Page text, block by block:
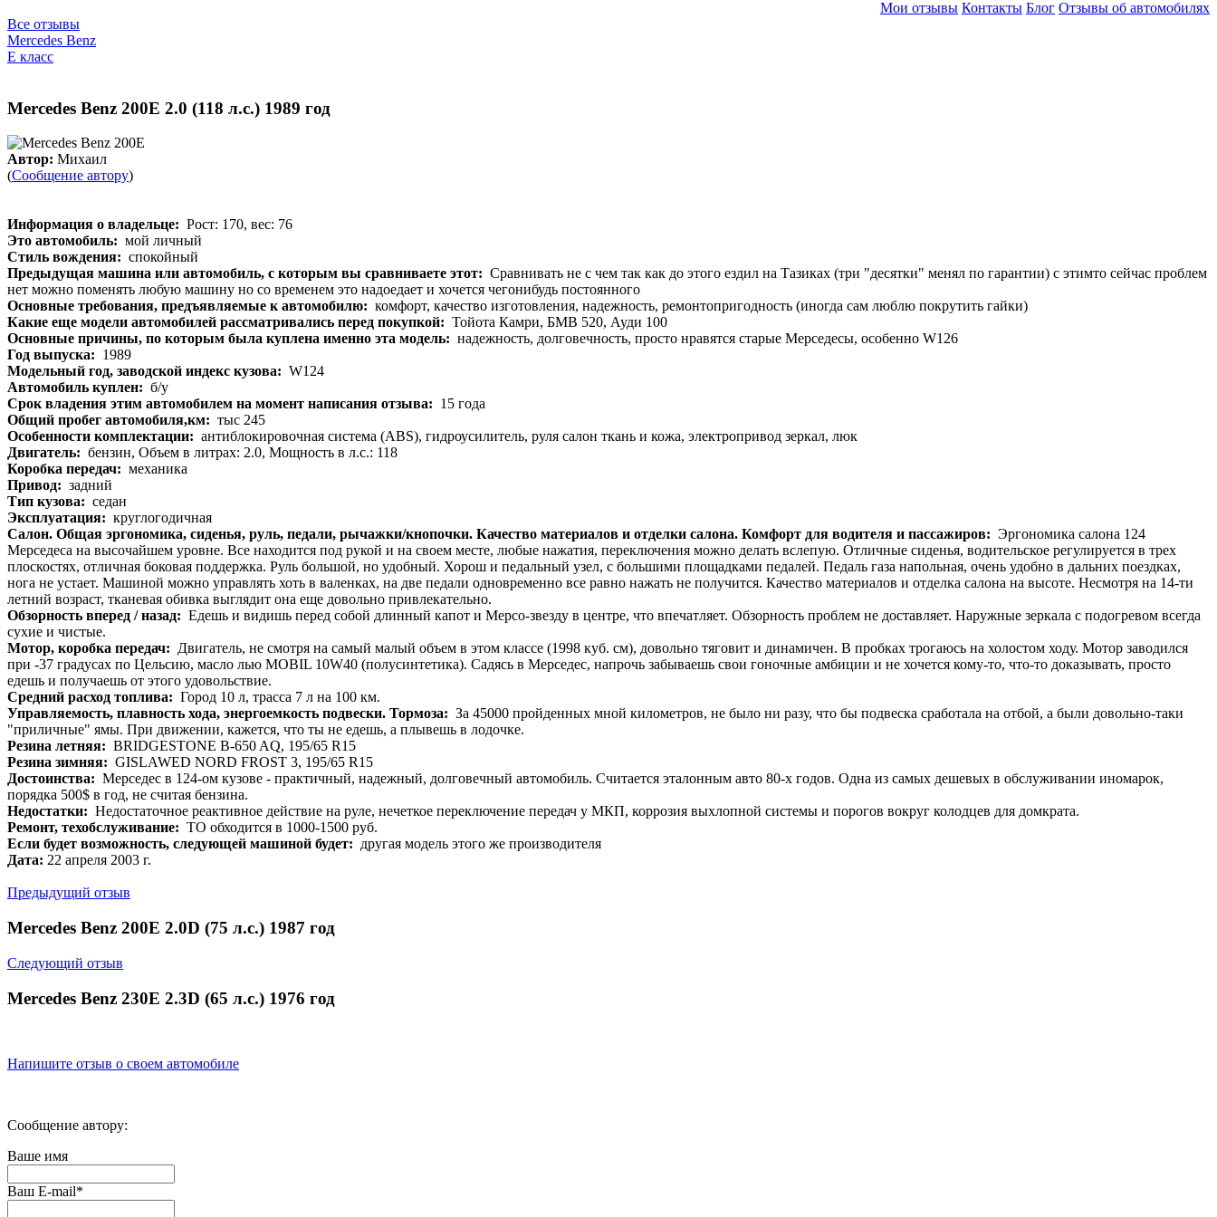
Мои отзывы Контакты Блог Отзывы об автомобилях
Все отзывы
Mercedes Benz
E класс
Mercedes Benz 200E 2.0 (118 л.с.) 1989 год
Автор: Михаил
(Сообщение автору)
Информация о владельце: Рост: 170, вес: 76
Это автомобиль: мой личный
Стиль вождения: спокойный
Предыдущая машина или автомобиль, с которым вы сравниваете этот: Сравнивать не с чем так как до этого ездил на Тазиках (три "десятки" менял по гарантии) с этимто сейчас проблем
нет можно поменять любую машину но со временем это надоедает и хочется чегонибудь постоянного
Основные требования, предъявляемые к автомобилю: комфорт, качество изготовления, надежность, ремонтопригодность (иногда сам люблю покрутить гайки)
Какие еще модели автомобилей рассматривались перед покупкой: Тойота Камри, БМВ 520, Ауди 100
Основные причины, по которым была куплена именно эта модель: надежность, долговечность, просто нравятся старые Мерседесы, особенно W126
Год выпуска: 1989
Модельный год, заводской индекс кузова: W124
Автомобиль куплен: б/у
Срок владения этим автомобилем на момент написания отзыва: 15 года
Общий пробег автомобиля,км: тыс 245
Особенности комплектации: антиблокировочная система (ABS), гидроусилитель, руля салон ткань и кожа, электропривод зеркал, люк
Двигатель: бензин, Объем в литрах: 2.0, Мощность в л.с.: 118
Коробка передач: механика
Привод: задний
Тип кузова: седан
Эксплуатация: круглогодичная
Салон. Общая эргономика, сиденья, руль, педали, рычажки/кнопочки. Качество материалов и отделки салона. Комфорт для водителя и пассажиров: Эргономика салона 124
Мерседеса на высочайшем уровне. Все находится под рукой и на своем месте, любые нажатия, переключения можно делать вслепую. Отличные сиденья, водительское регулируется в трех
плоскостях, отличная боковая поддержка. Руль большой, но удобный. Хорош и педальный узел, с большими площадками педалей. Педаль газа напольная, очень удобно в дальних поездках,
нога не устает. Машиной можно управлять хоть в валенках, на две педали одновременно все равно нажать не получится. Качество материалов и отделка салона на высоте. Несмотря на 14-ти
летний возраст, тканевая обивка выглядит она еще довольно привлекательно.
Обзорность вперед / назад: Едешь и видишь перед собой длинный капот и Мерсо-звезду в центре, что впечатляет. Обзорность проблем не доставляет. Наружные зеркала с подогревом всегда
сухие и чистые.
Мотор, коробка передач: Двигатель, не смотря на самый малый объем в этом классе (1998 куб. см), довольно тяговит и динамичен. В пробках трогаюсь на холостом ходу. Мотор заводился
при -37 градусах по Цельсию, масло лью MOBIL 10W40 (полусинтетика). Садясь в Мерседес, напрочь забываешь свои гоночные амбиции и не хочется кому-то, что-то доказывать, просто
едешь и получаешь от этого удовольствие.
Средний расход топлива: Город 10 л, трасса 7 л на 100 км.
Управляемость, плавность хода, энергоемкость подвески. Тормоза: За 45000 пройденных мной километров, не было ни разу, что бы подвеска сработала на отбой, а были довольно-таки
"приличные" ямы. При движении, кажется, что ты не едешь, а плывешь в лодочке.
Резина летняя: BRIDGESTONE B-650 AQ, 195/65 R15
Резина зимняя: GISLAWED NORD FROST 3, 195/65 R15
Достоинства: Мерседес в 124-ом кузове - практичный, надежный, долговечный автомобиль. Считается эталонным авто 80-х годов. Одна из самых дешевых в обслуживании иномарок,
порядка 500$ в год, не считая бензина.
Недостатки: Недостаточное реактивное действие на руле, нечеткое переключение передач у МКП, коррозия выхлопной системы и порогов вокруг колодцев для домкрата.
Ремонт, техобслуживание: ТО обходится в 1000-1500 руб.
Если будет возможность, следующей машиной будет: другая модель этого же производителя
Дата: 22 апреля 2003 г.
Предыдущий отзыв
Mercedes Benz 200E 2.0D (75 л.с.) 1987 год
Следующий отзыв
Mercedes Benz 230E 2.3D (65 л.с.) 1976 год
Напишите отзыв о своем автомобиле
Сообщение автору:
Ваше имя
Ваш E-mail*